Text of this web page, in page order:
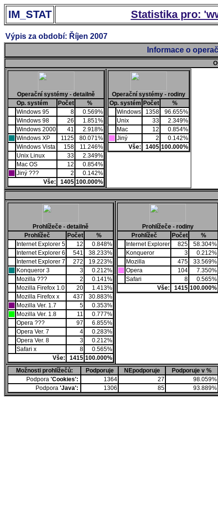
IM_STAT Statistika pro:
Výpis za období: Říjen 2007
Informace o
Operační systémy - detailně
Op. systém
Počet
%
Windows 95
8
0.569%
Windows 98
26
1.851%
Windows 2000
41
2.918%
Windows XP
1125
80.071%
Windows Vista
158
11.246%
Unix Linux
33
2.349%
Mac OS
12
0.854%
Jiný ???
2
0.142%
Vše:
1405 100.000%
Operační systémy - rodiny
Op. systém Počet
%
Windows
1358
96.655%
Unix
33
2.349%
Mac
12
0.854%
Jiný
2
0.142%
Vše:
1405 100.000%
Prohlížeče - detailně
Prohlížeč
Počet
%
Internet Explorer 5
12
0.848%
Internet Explorer 6
541
38.233%
Internet Explorer 7
272
19.223%
Konqueror 3
3
0.212%
Mozilla ???
2
0.141%
Mozilla Firefox 1.0
20
1.413%
Mozilla Firefox x
437
30.883%
Mozilla Ver. 1.7
5
0.353%
Mozilla Ver. 1.8
11
0.777%
Opera ???
97
6.855%
Opera Ver. 7
4
0.283%
Opera Ver. 8
3
0.212%
Safari x
8
0.565%
Vše:
1415 100.000%
Prohlížeče - rodiny
Prohlížeč
Počet
%
Internet Explorer
825
58.304%
Konqueror
3
0.212%
Mozilla
475
33.569%
Opera
104
7.350%
Safari
8
0.565%
Vše:
1415 100.000%
Možnosti prohlížečů: Podporuje NEpodporuje
Podporuje v %
Podpora 'Cookies': 1364 27
98.059%
Podpora 'Java': 1306 85 93.889%